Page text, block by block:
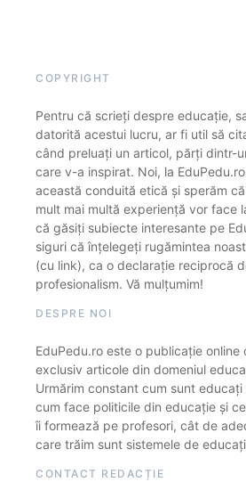
COPYRIGHT
Pentru că scrieți despre educație,
datorită acestui lucru, ar fi util să
când preluați un articol, părți dintr-
care v-a inspirat. Noi, la
această conduită etică și sperăm
mult mai multă experiență vor face
că găsiți subiecte interesante pe
siguri că înțelegeți rugămintea
(cu link), ca o declarație reciprocă
profesionalism. Vă mulțumim!
DESPRE NOI
EduPedu.ro este o publicație
exclusiv articole din domeniul
Urmărim constant cum sunt
cum face politicile din educație și
îi formează pe profesori, cât de
care trăim sunt sistemele de
CONTACT REDACȚIE